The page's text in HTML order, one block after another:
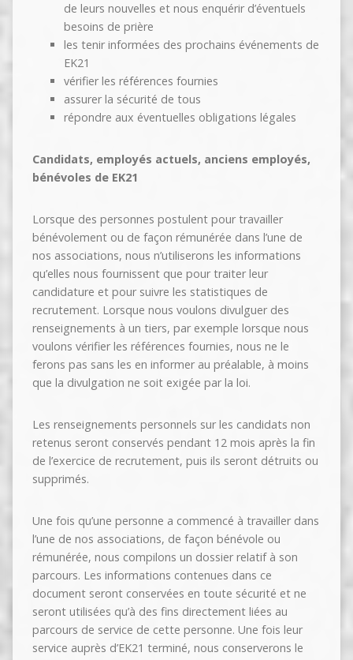
de leurs nouvelles et nous enquérir d’éventuels
besoins de prière
les tenir informées des prochains événements de
EK21
vérifier les références fournies
assurer la sécurité de tous
répondre aux éventuelles obligations légales
Candidats, employés actuels, anciens employés,
bénévoles de EK21
Lorsque des personnes postulent pour travailler
bénévolement ou de façon rémunérée dans l’une de
nos associations, nous n’utiliserons les informations
qu’elles nous fournissent que pour traiter leur
candidature et pour suivre les statistiques de
recrutement. Lorsque nous voulons divulguer des
renseignements à un tiers, par exemple lorsque nous
voulons vérifier les références fournies, nous ne le
ferons pas sans les en informer au préalable, à moins
que la divulgation ne soit exigée par la loi.
Les renseignements personnels sur les candidats non
retenus seront conservés pendant 12 mois après la fin
de l’exercice de recrutement, puis ils seront détruits ou
supprimés.
Une fois qu’une personne a commencé à travailler dans
l’une de nos associations, de façon bénévole ou
rémunérée, nous compilons un dossier relatif à son
parcours. Les informations contenues dans ce
document seront conservées en toute sécurité et ne
seront utilisées qu’à des fins directement liées au
parcours de service de cette personne. Une fois leur
service auprès d’EK21 terminé, nous conserverons le